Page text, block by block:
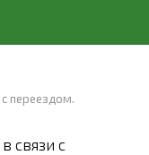
переездом.
связи с